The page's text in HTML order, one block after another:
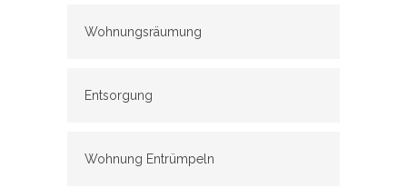
Wohnungsräumung
Entsorgung
Wohnung Entrümpeln